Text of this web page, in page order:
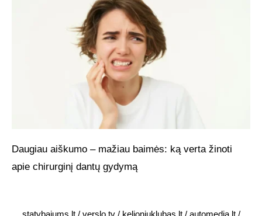
Daugiau aiškumo – mažiau baimės: ką verta žinoti
apie chirurginį dantų gydymą